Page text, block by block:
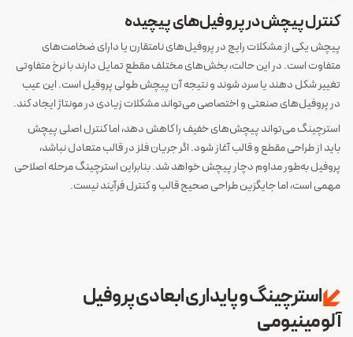
کنترل پیچش در پروفیل‌های پیچیده
پیچش یکی از مشکلات رایج در پروفیل‌های نامتقارن یا دارای ضخامت‌های
متفاوت است. در این حالت، بخش‌های مختلف مقطع تمایل دارند با نرخ متفاوتی
تغییر شکل دهند یا سرد شوند و نتیجه آن پیچش طولی پروفیل است. این عیب
در پروفیل‌های صنعتی و اختصاصی می‌تواند مشکلات زیادی در مونتاژ ایجاد کند.
استرچینگ می‌تواند پیچش‌های خفیف را کاهش دهد، اما کنترل اصلی پیچش
باید از طراحی مقطع و قالب آغاز شود. اگر جریان فلز در قالب متعادل نباشد،
پروفیل به‌طور مداوم دچار پیچش خواهد شد. بنابراین استرچینگ مرحله اصلاحی
مهمی است، اما جایگزین طراحی صحیح قالب و کنترل فرآیند نیست.
استرچینگ و پایداری ابعادی پروفیل
آلومینیومی